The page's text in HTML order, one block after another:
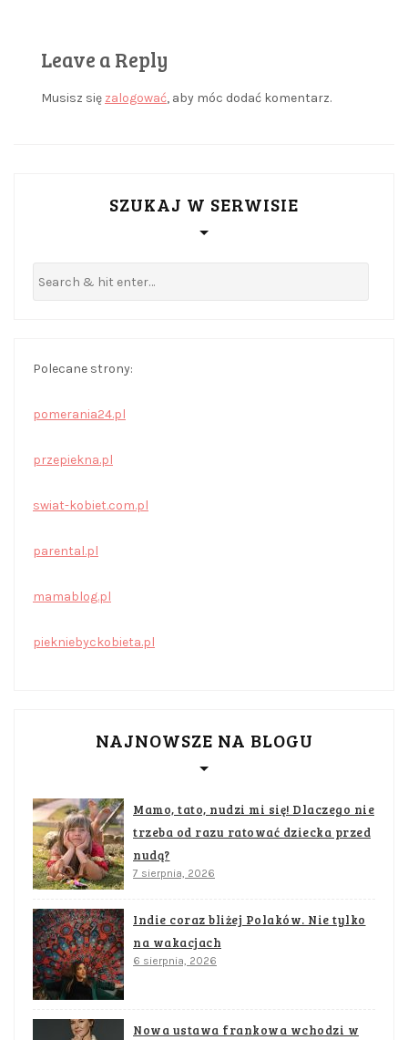
Leave a Reply
Musisz się zalogować, aby móc dodać komentarz.
SZUKAJ W SERWISIE
Polecane strony:
pomerania24.pl
przepiekna.pl
swiat-kobiet.com.pl
parental.pl
mamablog.pl
piekniebyckobieta.pl
NAJNOWSZE NA BLOGU
Mamo, tato, nudzi mi się! Dlaczego nie
trzeba od razu ratować dziecka przed
nudą?
7 sierpnia, 2026
Indie coraz bliżej Polaków. Nie tylko
na wakacjach
6 sierpnia, 2026
Nowa ustawa frankowa wchodzi w